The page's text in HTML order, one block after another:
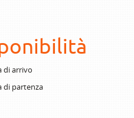
di arrivo
di partenza